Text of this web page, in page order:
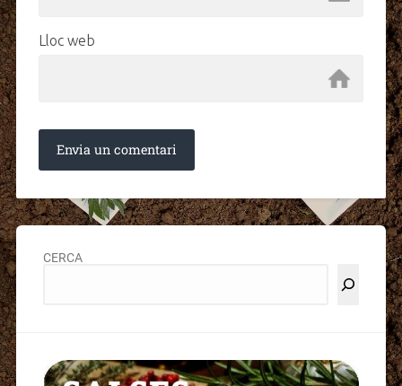
Lloc web
CERCA